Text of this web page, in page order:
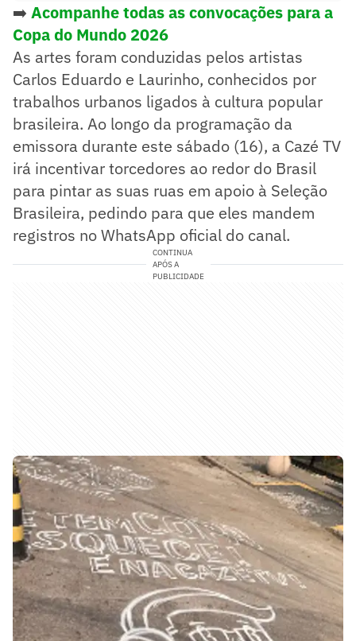
➡️ Acompanhe todas as convocações para a
Copa do Mundo 2026
As artes foram conduzidas pelos artistas
Carlos Eduardo e Laurinho, conhecidos por
trabalhos urbanos ligados à cultura popular
brasileira. Ao longo da programação da
emissora durante este sábado (16), a Cazé TV
irá incentivar torcedores ao redor do Brasil
para pintar as suas ruas em apoio à Seleção
Brasileira, pedindo para que eles mandem
registros no WhatsApp oficial do canal.
CONTINUA
APÓS A
PUBLICIDADE